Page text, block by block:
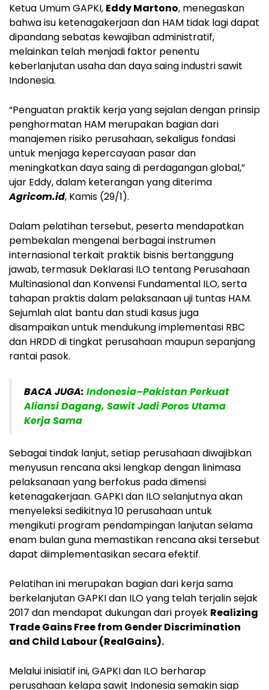
Ketua Umum GAPKI, Eddy Martono, menegaskan
bahwa isu ketenagakerjaan dan HAM tidak lagi dapat
dipandang sebatas kewajiban administratif,
melainkan telah menjadi faktor penentu
keberlanjutan usaha dan daya saing industri sawit
Indonesia.
“Penguatan praktik kerja yang sejalan dengan prinsip
penghormatan HAM merupakan bagian dari
manajemen risiko perusahaan, sekaligus fondasi
untuk menjaga kepercayaan pasar dan
meningkatkan daya saing di perdagangan global,”
ujar Eddy, dalam keterangan yang diterima
Agricom.id, Kamis (29/1).
Dalam pelatihan tersebut, peserta mendapatkan
pembekalan mengenai berbagai instrumen
internasional terkait praktik bisnis bertanggung
jawab, termasuk Deklarasi ILO tentang Perusahaan
Multinasional dan Konvensi Fundamental ILO, serta
tahapan praktis dalam pelaksanaan uji tuntas HAM.
Sejumlah alat bantu dan studi kasus juga
disampaikan untuk mendukung implementasi RBC
dan HRDD di tingkat perusahaan maupun sepanjang
rantai pasok.
BACA JUGA: Indonesia–Pakistan Perkuat
Aliansi Dagang, Sawit Jadi Poros Utama
Kerja Sama
Sebagai tindak lanjut, setiap perusahaan diwajibkan
menyusun rencana aksi lengkap dengan linimasa
pelaksanaan yang berfokus pada dimensi
ketenagakerjaan. GAPKI dan ILO selanjutnya akan
menyeleksi sedikitnya 10 perusahaan untuk
mengikuti program pendampingan lanjutan selama
enam bulan guna memastikan rencana aksi tersebut
dapat diimplementasikan secara efektif.
Pelatihan ini merupakan bagian dari kerja sama
berkelanjutan GAPKI dan ILO yang telah terjalin sejak
2017 dan mendapat dukungan dari proyek Realizing
Trade Gains Free from Gender Discrimination
and Child Labour (RealGains).
Melalui inisiatif ini, GAPKI dan ILO berharap
perusahaan kelapa sawit Indonesia semakin siap